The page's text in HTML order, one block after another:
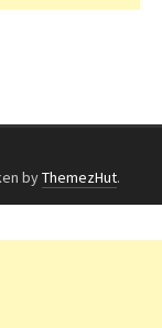
byThemezHut.